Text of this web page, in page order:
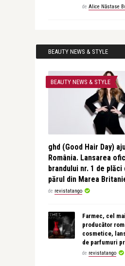
de Alice Năstase
BEAUTY NEWS & STYLE
BEAUTY NEWS & STYLE
ghd (Good Hair Day)
România. Lansarea
brandului nr. 1 de
părul din Marea
de revistatango
Farmec, cel
producător
cosmetice,
de parfumuri
de revistatango